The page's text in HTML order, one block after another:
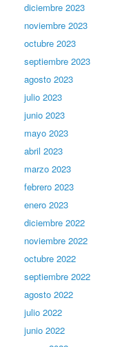
diciembre 2023
noviembre 2023
octubre 2023
septiembre 2023
agosto 2023
julio 2023
junio 2023
mayo 2023
abril 2023
marzo 2023
febrero 2023
enero 2023
diciembre 2022
noviembre 2022
octubre 2022
septiembre 2022
agosto 2022
julio 2022
junio 2022